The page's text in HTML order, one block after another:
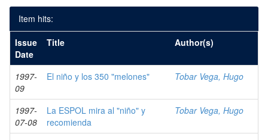
Item hits:
Issue
Date
Title Author(s)
1997-
09
El niño y los 350 "melones" Tobar Vega, Hugo
1997-
07-08
La ESPOL mira al "niño" y
recomienda
Tobar Vega, Hugo